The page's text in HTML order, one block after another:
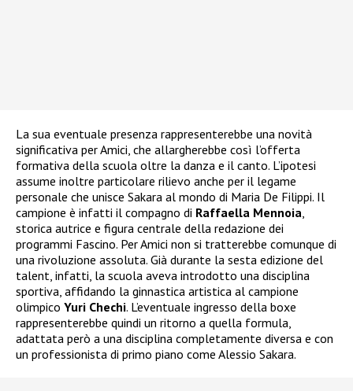
La sua eventuale presenza rappresenterebbe una novità
significativa per Amici, che allargherebbe così l’offerta
formativa della scuola oltre la danza e il canto. L’ipotesi
assume inoltre particolare rilievo anche per il legame
personale che unisce Sakara al mondo di Maria De Filippi. Il
campione è infatti il compagno di Raffaella Mennoia,
storica autrice e figura centrale della redazione dei
programmi Fascino. Per Amici non si tratterebbe comunque di
una rivoluzione assoluta. Già durante la sesta edizione del
talent, infatti, la scuola aveva introdotto una disciplina
sportiva, affidando la ginnastica artistica al campione
olimpico Yuri Chechi. L’eventuale ingresso della boxe
rappresenterebbe quindi un ritorno a quella formula,
adattata però a una disciplina completamente diversa e con
un professionista di primo piano come Alessio Sakara.